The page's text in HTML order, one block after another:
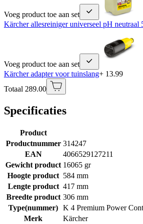
Voeg product toe aan set
Kärcher allesreiniger universeel pH neutraal
Voeg product toe aan set
Kärcher adapter voor tuinslang+ 13.99
Totaal 289.00
Specificaties
Product
Productnummer 314247
EAN
4066529127211
Gewicht product 16065 gr
Hoogte product 584 mm
Lengte product 417 mm
Breedte product 306 mm
Type(nummer) K 4 Premium Power
Merk
Kärcher